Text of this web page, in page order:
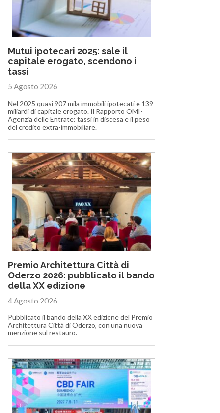
Mutui ipotecari 2025: sale il
capitale erogato, scendono i
tassi
5 Agosto 2026
Nel 2025 quasi 907 mila immobili ipotecati e 139
miliardi di capitale erogato. Il Rapporto OMI-
Agenzia delle Entrate: tassi in discesa e il peso
del credito extra-immobiliare.
Premio Architettura Città di
Oderzo 2026: pubblicato il bando
della XX edizione
4 Agosto 2026
Pubblicato il bando della XX edizione del Premio
Architettura Città di Oderzo, con una nuova
menzione sul restauro.